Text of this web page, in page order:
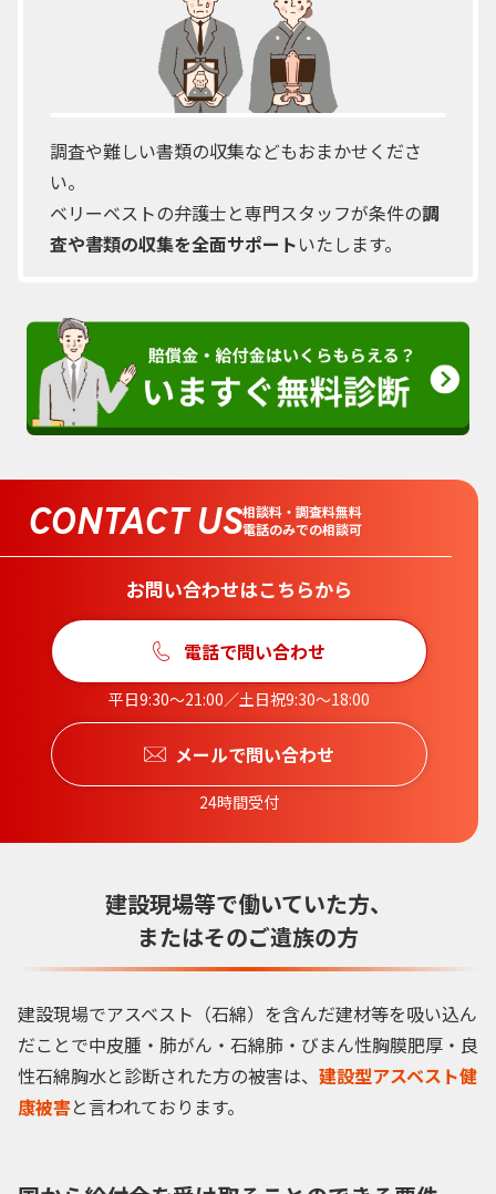
調査や難しい書類の収集などもおまかせくださ
い。
ベリーベストの弁護士と専門スタッフが条件の調
査や書類の収集を全面サポートいたします。
CONTACT US相談料・調査料無料
電話のみでの相談可
お問い合わせはこちらから
電話で問い合わせ
平日9:30〜21:00／土日祝9:30〜18:00
メールで問い合わせ
24時間受付
建設現場等で働いていた方、
またはそのご遺族の方
建設現場でアスベスト（石綿）を含んだ建材等を吸い込ん
だことで中皮腫・肺がん・石綿肺・びまん性胸膜肥厚・良
性石綿胸水と診断された方の被害は、 建設型アスベスト健
康被害と言われております。